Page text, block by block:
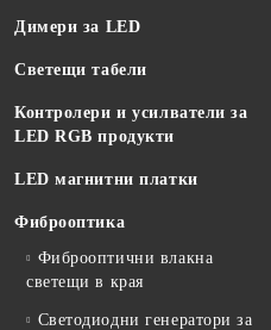
Димери за LED
Светещи табели
Контролери и усилватели за
LED RGB продукти
LED магнитни платки
Фиброоптика
Фиброоптични влакна
светещи в края
Светодиодни генератори за